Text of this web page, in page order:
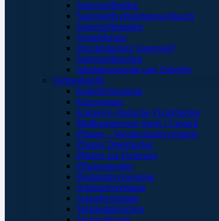
Sauerstoffbrillen
Sauerstoffverbindungsschlauch
Sauerstoffmasken
Verneblersets
Druckminderer Sauerstoff
Sauerstofftaschen
Inhalationsgeräte und Zubehör
Verbandstoffe
Kanülenfixierung
Kinesoptape
Kohäsive elastische Fixierbinden
Mullkompressen Steril / Unsteril
Pflaster – Wundschnellverbände
Pflaster Detektierbar
Pflaster zur Fixierung
Pflasterspender
Replantatversorgung
Schlauchverbände
Schnellverbände
Verbandpäckchen